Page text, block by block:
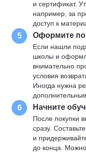
и сертификат.
например, за
доступ к
5 Оформите
Если нашли
школы и
внимательно
условия
Иногда нужна
6 Начните
После покупки
сразу.
и
до конца.